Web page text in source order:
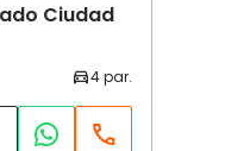
Ciudad